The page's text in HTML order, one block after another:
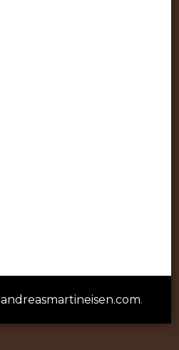
andreasmartineisen.com.